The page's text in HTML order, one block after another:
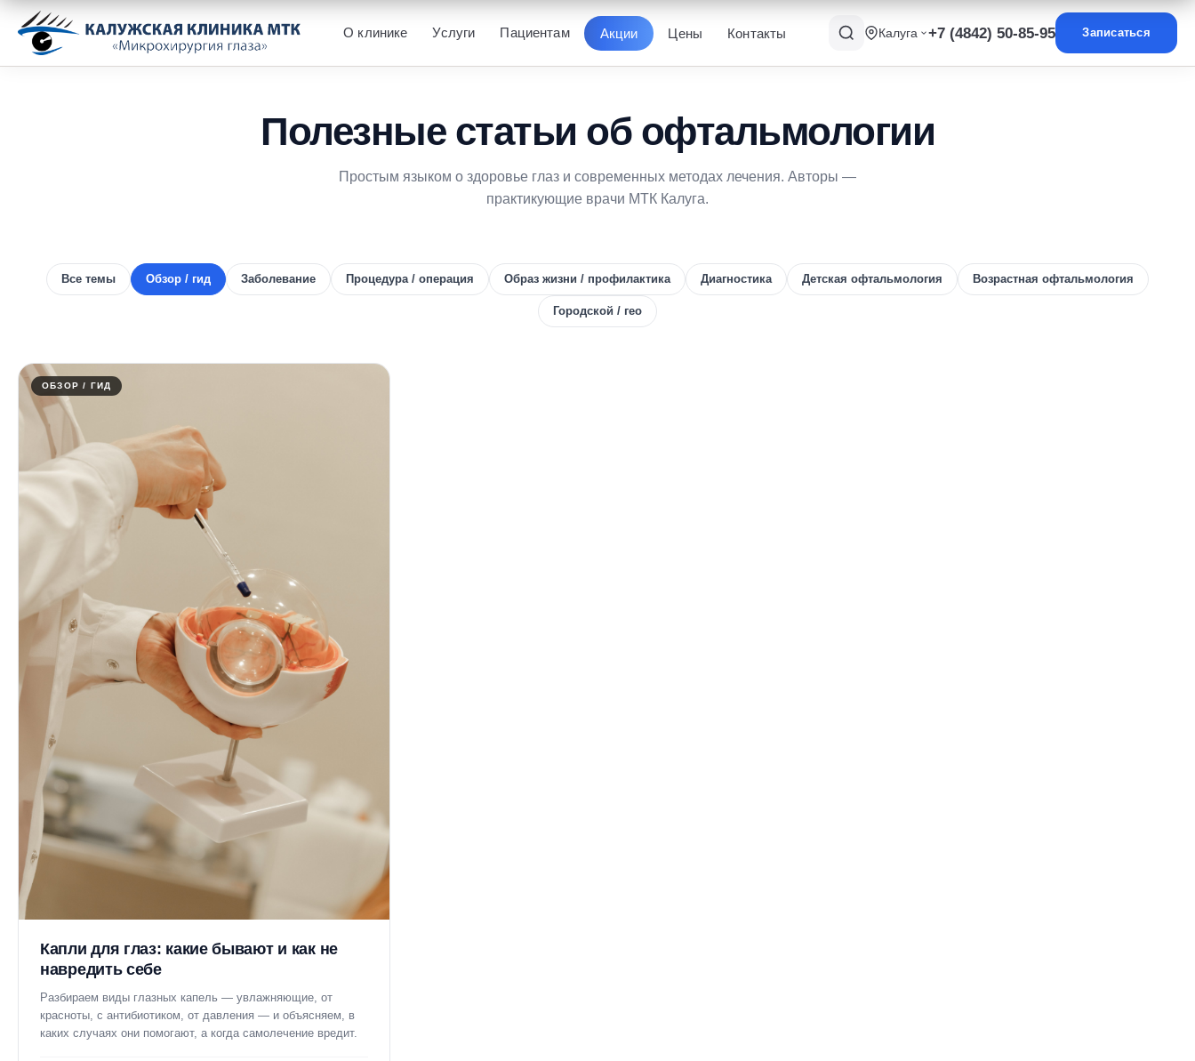
О клинике Услуги Пациентам Акции Цены Контакты Калуга +7 (4842) 50-85-95
Записаться
Главная /
Полезные статьи об офтальмологии
Простым языком о здоровье глаз и современных методах лечения. Авторы —
практикующие врачи МТК Калуга.
Все темы Обзор / гид Заболевание Процедура / операция Образ жизни / профилактика Диагностика Детская офтальмология Возрастная офтальмология
Городской / гео
ОБЗОР / ГИД
Капли для глаз: какие бывают и как не
навредить себе
Разбираем виды глазных капель — увлажняющие, от
красноты, с антибиотиком, от давления — и объясняем, в
каких случаях они помогают, а когда самолечение вредит.